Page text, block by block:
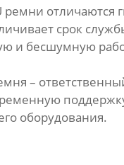
ремни
срок
и бесшумную
–
оборудования.